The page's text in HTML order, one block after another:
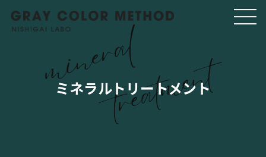
ミネラルトリートメント